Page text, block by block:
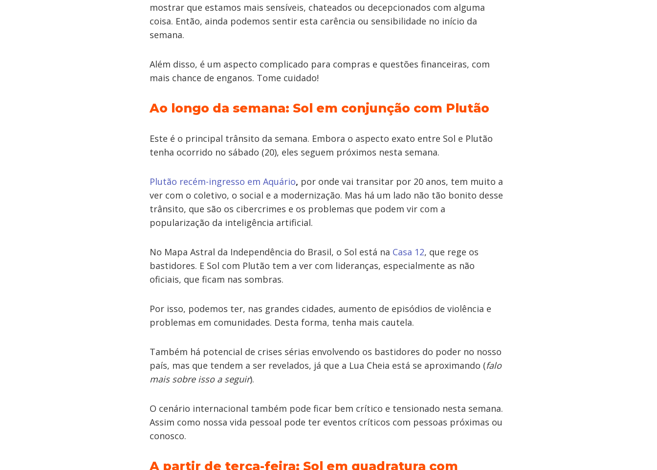
mostrar que estamos mais sensíveis, chateados ou decepcionados com alguma
coisa. ​Então, ainda podemos sentir esta carência ou sensibilidade no início da
semana.
Além disso, é um aspecto complicado para compras​ e questões financeiras, com
mais chance de enganos. Tome cuidado!
Ao longo da semana: Sol em conjunção com Plutão
Este é o principal trânsito da semana. Embora o aspecto exato entre Sol e Plutão
tenha ocorrido no sábado (20), eles seguem próximos nesta semana.
Plutão recém-ingresso em Aquário, por onde vai transitar por 20 anos, tem muito a
ver com o coletivo, o social e a modernização. Mas há um lado não tão bonito desse
trânsito, que são os cibercrimes e os problemas que podem vir com a
popularização da inteligência artificial.
No Mapa Astral da Independência do Brasil, o Sol está na Casa 12, que rege os
bastidores. E Sol com Plutão tem a ver com lideranças, especialmente as não
oficiais, que ficam nas sombras.
Por isso, podemos ter, nas grandes cidades, aumento de episódios de violência e
problemas em comunidades​. Desta forma, tenha mais cautela.
Também há potencial de crises sérias envolvendo os bastidores do poder no nosso
país, mas que tendem a ser revelados, já que a Lua Cheia está se aproximando (falo
mais sobre isso a seguir).
O cenário internacional também pode ficar bem crítico e tensionado nesta semana.
Assim como nossa vida pessoal pode ter eventos críticos com pessoas próximas ou
conosco.
A partir de terça-feira: Sol em quadratura com